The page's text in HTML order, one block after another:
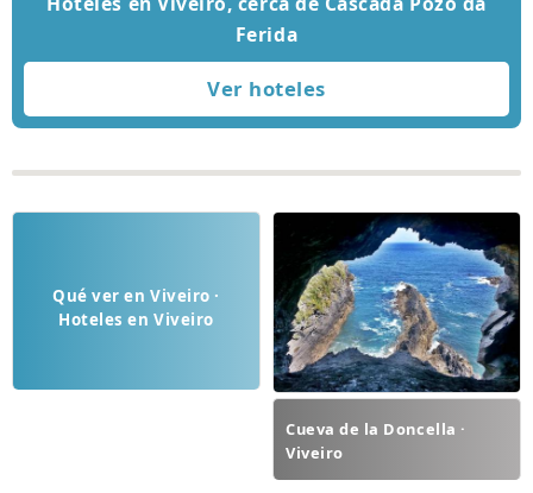
Ferida
Qué ver en Viveiro ·
Hoteles en Viveiro
Cueva de la Doncella ·
Viveiro